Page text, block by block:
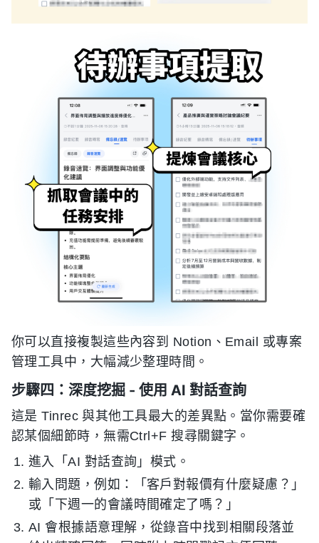
你可以直接複製這些內容到 Notion、Email 或專案
管理工具中，大幅減少整理時間。
步驟四：深度挖掘 - 使用 AI 對話查詢
這是 Tinrec 與其他工具最大的差異點。當你需要確
認某個細節時，無需Ctrl+F 搜尋關鍵字。
進入「AI 對話查詢」模式。
輸入問題，例如：「客戶對報價有什麼疑慮？」
或「下週一的會議時間確定了嗎？」
AI 會根據語意理解，從錄音中找到相關段落並